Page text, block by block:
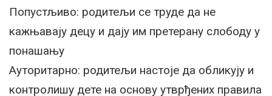
Попустљиво: родитељи се труде да не
кажњавају децу и дају им претерану слободу у
понашању
Ауторитарно: родитељи настоје да обликују и
контролишу дете на основу утврђених правила